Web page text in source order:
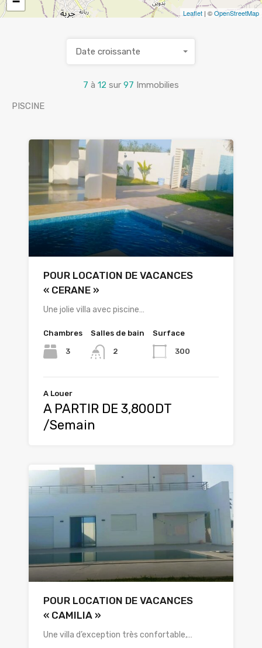
Leaflet | ©OpenStreetMap
7 à 12 sur 97 Immobilies
Date croissante
PISCINE
POUR LOCATION DE VACANCES
« CERANE »
Une jolie villa avec piscine…
Chambres
3
Salles de bain
2
Surface
300
A Louer
A PARTIR DE 3,800DT
/Semain
POUR LOCATION DE VACANCES
« CAMILIA »
Une villa d’exception très confortable,…